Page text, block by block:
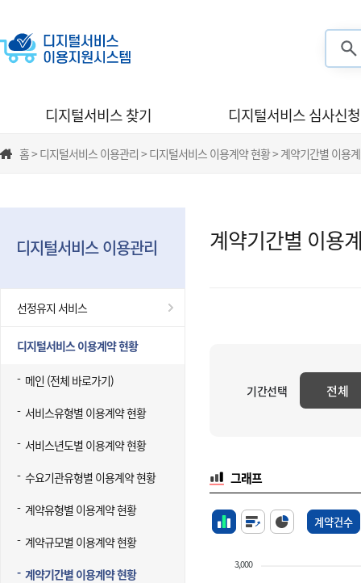
디지털서비스 찾기 디지털서비스 심사신청
홈 > 디지털서비스 이용관리 > 디지털서비스 이용계약 현황 > 계약기간별 이용
디지털서비스 이용관리
선정유지 서비스
디지털서비스 이용계약 현황
메인 (전체 바로가기)
서비스유형별 이용계약 현황
서비스년도별 이용계약 현황
수요기관유형별 이용계약 현황
계약유형별 이용계약 현황
계약규모별 이용계약 현황
계약기간별 이용계약 현황
계약기간별 이용
기간선택 전체
그래프
계약건수
3,000